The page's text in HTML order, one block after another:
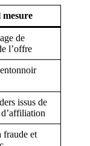
mesure
de
l’offre
issus de
fraude et